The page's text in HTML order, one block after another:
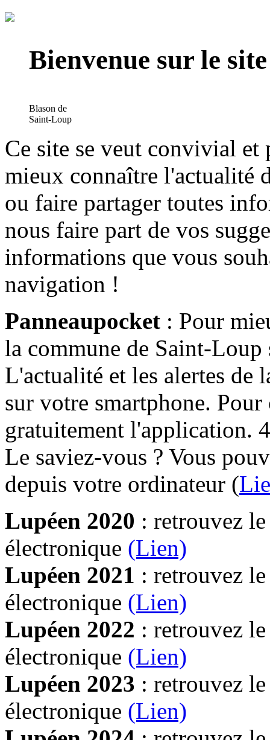
Bienvenue sur le
Blason de
Saint-Loup
Ce site se veut convivial et
mieux connaître l'actualité
ou faire partager toutes
nous faire part de vos
informations que vous
navigation !
Panneaupocket : Pour
la commune de Saint-Loup
L'actualité et les alertes de
sur votre smartphone.
gratuitement l'application.
Le saviez-vous ? Vous
depuis votre ordinateur (
Lupéen 2020 : retrouvez
électronique (Lien)
Lupéen 2021 : retrouvez
électronique (Lien)
Lupéen 2022 : retrouvez
électronique (Lien)
Lupéen 2023 : retrouvez
électronique (Lien)